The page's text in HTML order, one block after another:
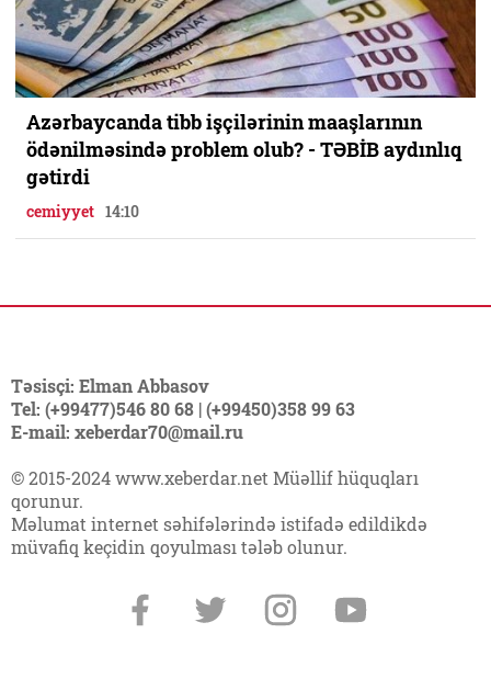
Azərbaycanda tibb işçilərinin maaşlarının
ödənilməsində problem olub? - TƏBİB aydınlıq
gətirdi
cemiyyet 14:10
Təsisçi: Elman Abbasov
Tel: (+99477)546 80 68 | (+99450)358 99 63
E-mail: xeberdar70@mail.ru
© 2015-2024 www.xeberdar.net Müəllif hüquqları
qorunur.
Məlumat internet səhifələrində istifadə edildikdə
müvafiq keçidin qoyulması tələb olunur.